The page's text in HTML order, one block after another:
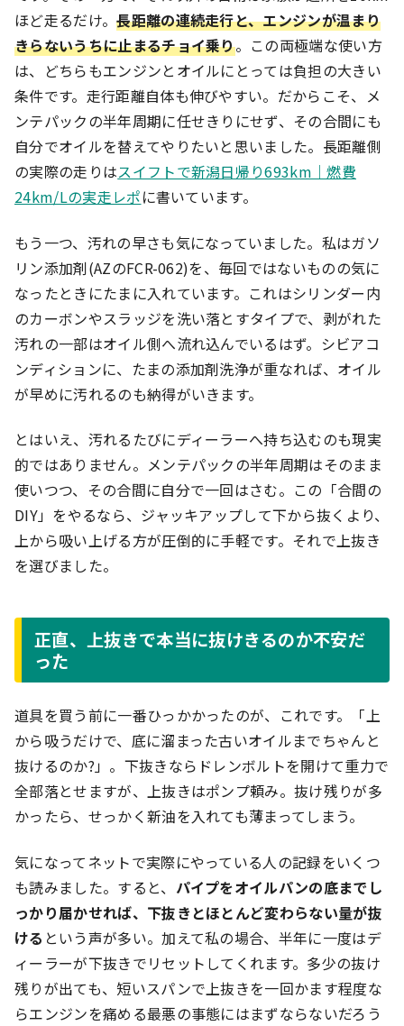
ほど走るだけ。長距離の連続走行と、エンジンが温まり
きらないうちに止まるチョイ乗り。この両極端な使い方
は、どちらもエンジンとオイルにとっては負担の大きい
条件です。走行距離自体も伸びやすい。だからこそ、メ
ンテパックの半年周期に任せきりにせず、その合間にも
自分でオイルを替えてやりたいと思いました。長距離側
の実際の走りはスイフトで新潟日帰り693km｜燃費
24km/Lの実走レポに書いています。
もう一つ、汚れの早さも気になっていました。私はガソ
リン添加剤(AZのFCR-062)を、毎回ではないものの気に
なったときにたまに入れています。これはシリンダー内
のカーボンやスラッジを洗い落とすタイプで、剥がれた
汚れの一部はオイル側へ流れ込んでいるはず。シビアコ
ンディションに、たまの添加剤洗浄が重なれば、オイル
が早めに汚れるのも納得がいきます。
とはいえ、汚れるたびにディーラーへ持ち込むのも現実
的ではありません。メンテパックの半年周期はそのまま
使いつつ、その合間に自分で一回はさむ。この「合間の
DIY」をやるなら、ジャッキアップして下から抜くより、
上から吸い上げる方が圧倒的に手軽です。それで上抜き
を選びました。
正直、上抜きで本当に抜けきるのか不安だ
った
道具を買う前に一番ひっかかったのが、これです。「上
から吸うだけで、底に溜まった古いオイルまでちゃんと
抜けるのか?」。下抜きならドレンボルトを開けて重力で
全部落とせますが、上抜きはポンプ頼み。抜け残りが多
かったら、せっかく新油を入れても薄まってしまう。
気になってネットで実際にやっている人の記録をいくつ
も読みました。すると、 パイプをオイルパンの底までし
っかり届かせれば、下抜きとほとんど変わらない量が抜
ける という声が多い。加えて私の場合、半年に一度はデ
ィーラーが下抜きでリセットしてくれます。多少の抜け
残りが出ても、短いスパンで上抜きを一回かます程度な
らエンジンを痛める最悪の事態にはまずならないだろう